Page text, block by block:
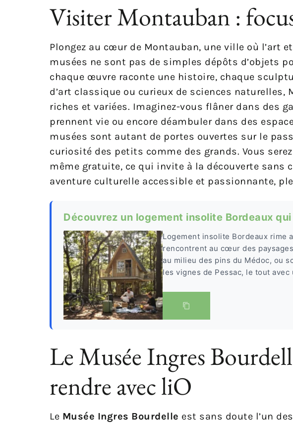
Visiter Montauban :
Plongez au cœur de Montauban, une ville où l’art
musées ne sont pas de simples dépôts d’objets
chaque œuvre raconte une histoire, chaque
d’art classique ou curieux de sciences naturelles,
riches et variées. Imaginez-vous flâner dans des
prennent vie ou encore déambuler dans des
musées sont autant de portes ouvertes sur le
curiosité des petits comme des grands. Vous
même gratuite, ce qui invite à la découverte sans
aventure culturelle accessible et passionnante,
Découvrez un logement insolite Bordeaux
Logement insolite Bordeaux rime
rencontrent au cœur des
au milieu des pins du Médoc, ou
les vignes de Pessac, le tout avec
Le Musée Ingres
rendre avec liO
Le Musée Ingres Bourdelle est sans doute l’un